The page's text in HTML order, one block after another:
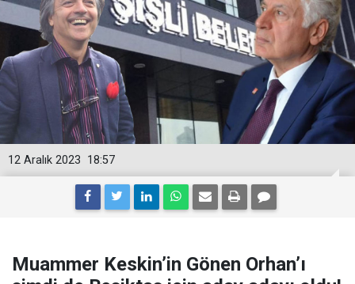
18:57
12 Aralık 2023
Muammer Keskin’in Gönen Orhan’ı